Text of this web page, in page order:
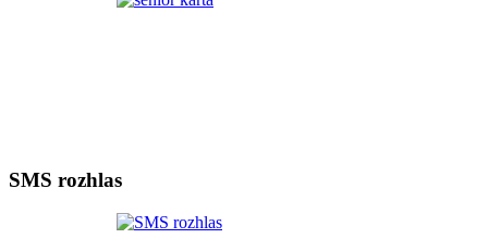
SMS rozhlas